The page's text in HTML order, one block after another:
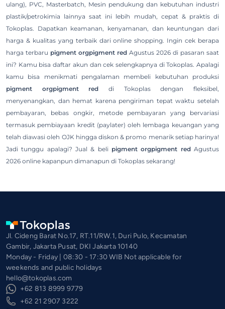
ulang), PVC, Masterbatch, Mesin pendukung dan kebutuhan industri
plastik/petrokimia lainnya saat ini lebih mudah, cepat & praktis di
Tokoplas. Dapatkan keamanan, kenyamanan, dan keuntungan dari
harga & kualitas yang terbaik dari online shopping. Ingin cek berapa
harga terbaru pigment orgpigment red Agustus 2026 di pasaran saat
ini? Kamu bisa daftar akun dan cek selengkapnya di Tokoplas. Apalagi
kamu bisa menikmati pengalaman membeli kebutuhan produksi
pigment orgpigment red di Tokoplas dengan fleksibel,
menyenangkan, dan hemat karena pengiriman tepat waktu setelah
pembayaran, bebas ongkir, metode pembayaran yang bervariasi
termasuk pembiayaan kredit (paylater) oleh lembaga keuangan yang
telah diawasi oleh OJK hingga diskon & promo menarik setiap harinya!
Jadi tunggu apalagi? Jual & beli pigment orgpigment redAgustus
2026 online kapanpun dimanapun di Tokoplas sekarang!
Jl. Cideng Barat No.17, RT.11/RW.1, Duri Pulo, Kecamatan
Gambir, Jakarta Pusat, DKI Jakarta 10140
Monday - Friday | 08:30 - 17:30 WIB Not applicable for
weekends and public holidays
hello@tokoplas.com
+62 813 8999 9779
+62 21 2907 3222